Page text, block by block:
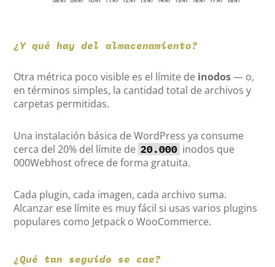
¿Y qué hay del almacenamiento?
Otra métrica poco visible es el límite de inodos— o,
en términos simples, la cantidad total de archivos y
carpetas permitidas.
Una instalación básica de WordPress ya consume
cerca del 20% del límite de 20.000 inodos que
000Webhost ofrece de forma gratuita.
Cada plugin, cada imagen, cada archivo suma.
Alcanzar ese límite es muy fácil si usas varios plugins
populares como Jetpack o WooCommerce.
¿Qué tan seguido se cae?